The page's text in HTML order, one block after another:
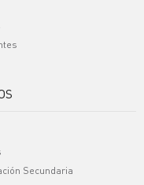
Secundaria